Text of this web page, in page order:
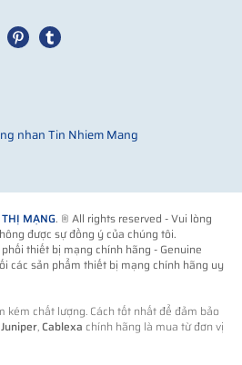
THỊ MẠNG. ® All rights reserved - Vui lòng
được sự đồng ý của chúng tôi.
thiết bị mạng chính hãng - Genuine
các sản phẩm thiết bị mạng chính hãng uy
kém chất lượng. Cách tốt nhất để đảm bảo
Juniper,Cablexa chính hãng là mua từ đơn vị